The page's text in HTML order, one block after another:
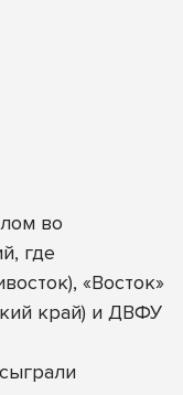
во
где
«Восток»
край) и ДВФУ